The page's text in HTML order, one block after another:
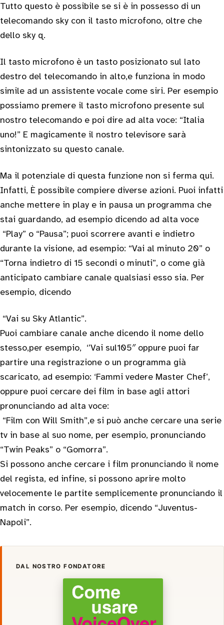
Tutto questo è possibile se si è in possesso di un
telecomando sky con il tasto microfono, oltre che
dello sky q.
Il tasto microfono è un tasto posizionato sul lato
destro del telecomando in alto,e funziona in modo
simile ad un assistente vocale come siri. Per esempio
possiamo premere il tasto microfono presente sul
nostro telecomando e poi dire ad alta voce: “Italia
uno!” E magicamente il nostro televisore sarà
sintonizzato su questo canale.
Ma il potenziale di questa funzione non si ferma qui.
Infatti, È possibile compiere diverse azioni. Puoi infatti
anche mettere in play e in pausa un programma che
stai guardando, ad esempio dicendo ad alta voce
“Play” o “Pausa”; puoi scorrere avanti e indietro
durante la visione, ad esempio: “Vai al minuto 20” o
“Torna indietro di 15 secondi o minuti”, o come già
anticipato cambiare canale qualsiasi esso sia. Per
esempio, dicendo
“Vai su Sky Atlantic”.
Puoi cambiare canale anche dicendo il nome dello
stesso,per esempio, ‘’Vai sul105″ oppure puoi far
partire una registrazione o un programma già
scaricato, ad esempio: ‘Fammi vedere Master Chef’,
oppure puoi cercare dei film in base agli attori
pronunciando ad alta voce:
“Film con Will Smith”,e si può anche cercare una serie
tv in base al suo nome, per esempio, pronunciando
“Twin Peaks” o “Gomorra”.
Si possono anche cercare i film pronunciando il nome
del regista, ed infine, si possono aprire molto
velocemente le partite semplicemente pronunciando il
match in corso. Per esempio, dicendo “Juventus-
Napoli”.
DAL NOSTRO FONDATORE